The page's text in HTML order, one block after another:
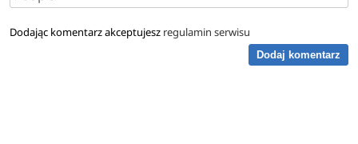
Dodając komentarz akceptujesz regulamin serwisu
Dodaj komentarz